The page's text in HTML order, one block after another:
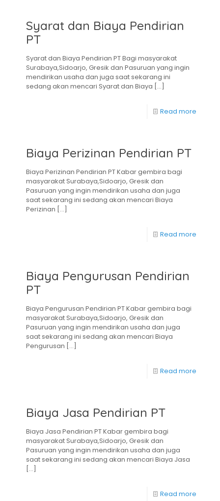
Syarat dan Biaya Pendirian
PT
Syarat dan Biaya Pendirian PT Bagi masyarakat
Surabaya,Sidoarjo, Gresik dan Pasuruan yang ingin
mendirikan usaha dan juga saat sekarang ini
sedang akan mencari Syarat dan Biaya […]
Read more
Biaya Perizinan Pendirian PT
Biaya Perizinan Pendirian PT Kabar gembira bagi
masyarakat Surabaya,Sidoarjo, Gresik dan
Pasuruan yang ingin mendirikan usaha dan juga
saat sekarang ini sedang akan mencari Biaya
Perizinan […]
Read more
Biaya Pengurusan Pendirian
PT
Biaya Pengurusan Pendirian PT Kabar gembira bagi
masyarakat Surabaya,Sidoarjo, Gresik dan
Pasuruan yang ingin mendirikan usaha dan juga
saat sekarang ini sedang akan mencari Biaya
Pengurusan […]
Read more
Biaya Jasa Pendirian PT
Biaya Jasa Pendirian PT Kabar gembira bagi
masyarakat Surabaya,Sidoarjo, Gresik dan
Pasuruan yang ingin mendirikan usaha dan juga
saat sekarang ini sedang akan mencari Biaya Jasa
[…]
Read more